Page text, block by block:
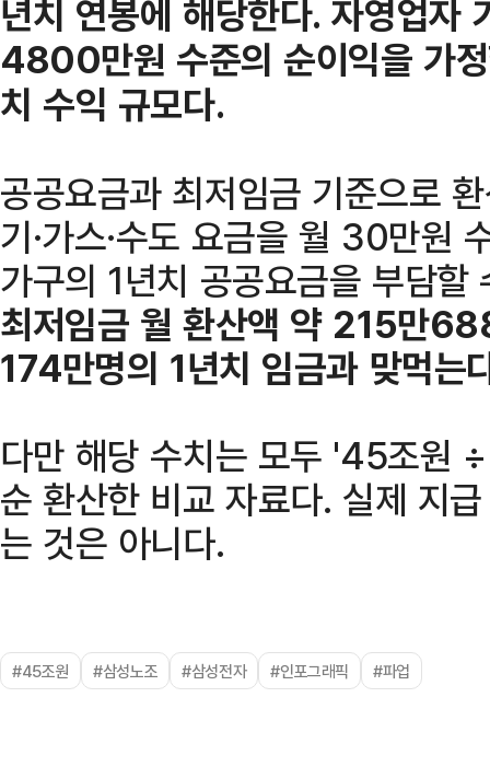
년치 연봉에 해당한다. 자영업
4800만원 수준의 순이익을 가
치 수익 규모다.
공공요금과 최저임금 기준으로
기·가스·수도 요금을 월 30만원
가구의 1년치 공공요금을 부담
최저임금 월 환산액 약 215만
174만명의 1년치 임금과 맞먹는
다만 해당 수치는 모두 '45조원
순 환산한 비교 자료다. 실제 지
는 것은 아니다.
#45조원 #삼성노조 #삼성전자 #인포그래픽 #파업